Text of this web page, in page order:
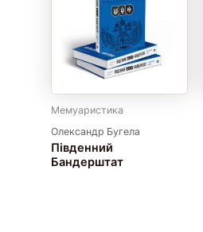
Мемуаристика
Олександр Бугела
Південний
Бандерштат